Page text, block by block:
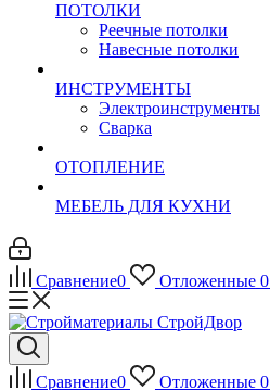
ПОТОЛКИ
Реечные потолки
Навесные потолки
ИНСТРУМЕНТЫ
Электроинструменты
Сварка
ОТОПЛЕНИЕ
МЕБЕЛЬ ДЛЯ КУХНИ
Сравнение0 Отложенные 0
Сравнение0 Отложенные 0